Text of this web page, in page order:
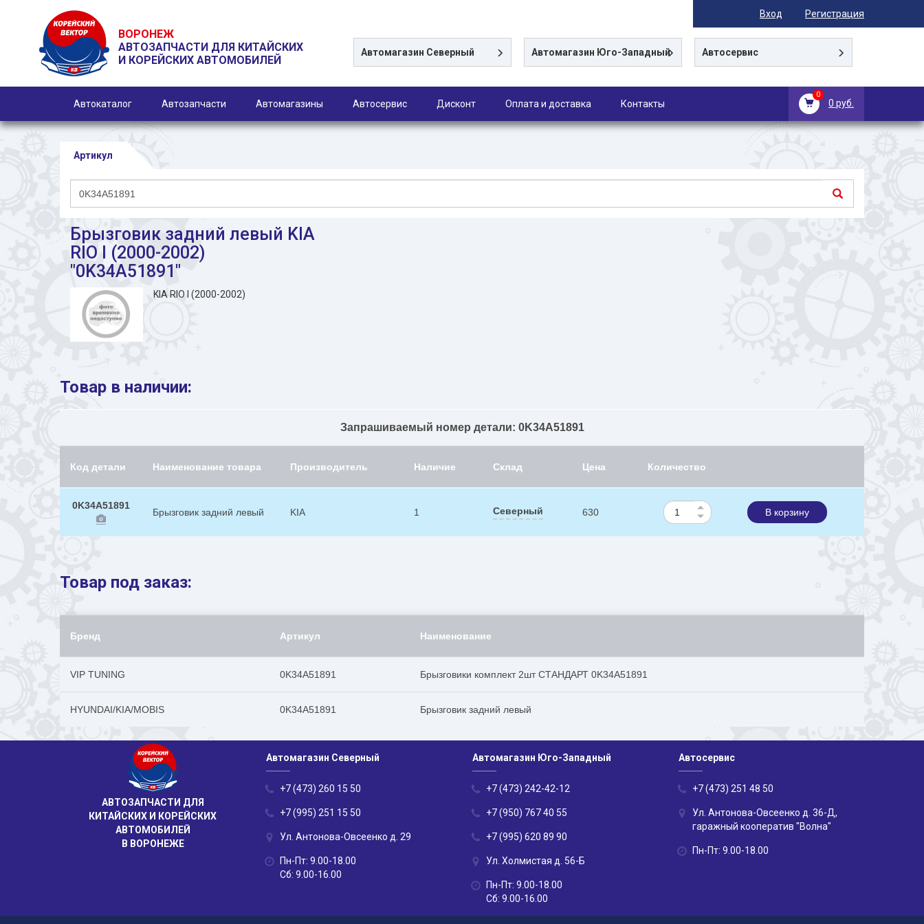
Вход Регистрация
ВОРОНЕЖ
АВТОЗАПЧАСТИ ДЛЯ КИТАЙСКИХ
И КОРЕЙСКИХ АВТОМОБИЛЕЙ
Автомагазин Северный Автомагазин Юго-Западный Автосервис
0
0 руб.
Автокаталог Автозапчасти Автомагазины Автосервис Дисконт Оплата и доставка Контакты
Артикул
Брызговик задний левый KIA
RIO I (2000-2002)
"0K34A51891"
KIA RIO I (2000-2002)
Товар в наличии:
Запрашиваемый номер детали: 0K34A51891
Код детали Наименование товара Производитель Наличие Склад Цена Количество
0K34A51891
Брызговик задний левый KIA 1 Северный 630 В корзину
Товар под заказ:
Бренд Артикул Наименование
VIP TUNING 0K34A51891 Брызговики комплект 2шт СТАНДАРТ 0K34A51891
HYUNDAI/KIA/MOBIS 0K34A51891 Брызговик задний левый
АВТОЗАПЧАСТИ ДЛЯ
КИТАЙСКИХ И КОРЕЙСКИХ
АВТОМОБИЛЕЙ
В ВОРОНЕЖЕ
Автомагазин Северный
+7 (473) 260 15 50
+7 (995) 251 15 50
Ул. Антонова-Овсеенко д. 29
Пн-Пт: 9.00-18.00
Сб: 9.00-16.00
Автомагазин Юго-Западный
+7 (473) 242-42-12
+7 (950) 767 40 55
+7 (995) 620 89 90
Ул. Холмистая д. 56-Б
Пн-Пт: 9.00-18.00
Сб: 9.00-16.00
Автосервис
+7 (473) 251 48 50
Ул. Антонова-Овсеенко д. 36-Д,
гаражный кооператив "Волна"
Пн-Пт: 9.00-18.00